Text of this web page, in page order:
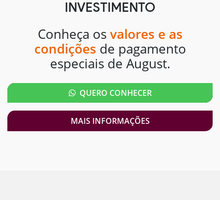
INVESTIMENTO
Conheça os valores e as
condições de pagamento
especiais de August.
QUERO CONHECER
MAIS INFORMAÇÕES